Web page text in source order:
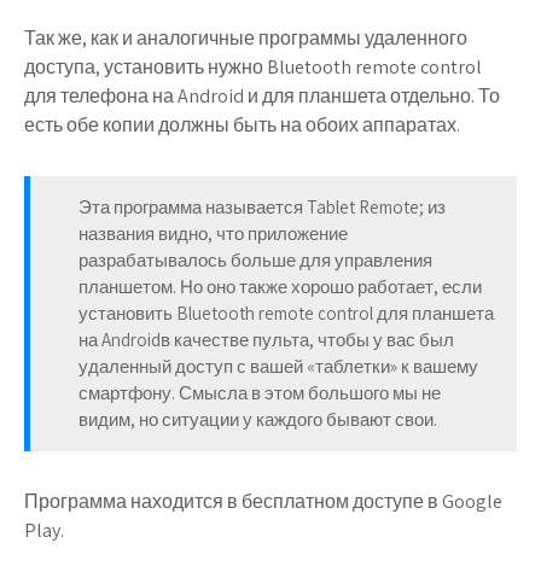
Так же, как и аналогичные программы удаленного
доступа, установить нужно Bluetooth remote control
для телефона на Android и для планшета отдельно. То
есть обе копии должны быть на обоих аппаратах.
Эта программа называется Tablet Remote; из
названия видно, что приложение
разрабатывалось больше для управления
планшетом. Но оно также хорошо работает, если
установить Bluetooth remote control для планшета
на Androidв качестве пульта, чтобы у вас был
удаленный доступ с вашей «таблетки» к вашему
смартфону. Смысла в этом большого мы не
видим, но ситуации у каждого бывают свои.
Программа находится в бесплатном доступе в Google
Play.